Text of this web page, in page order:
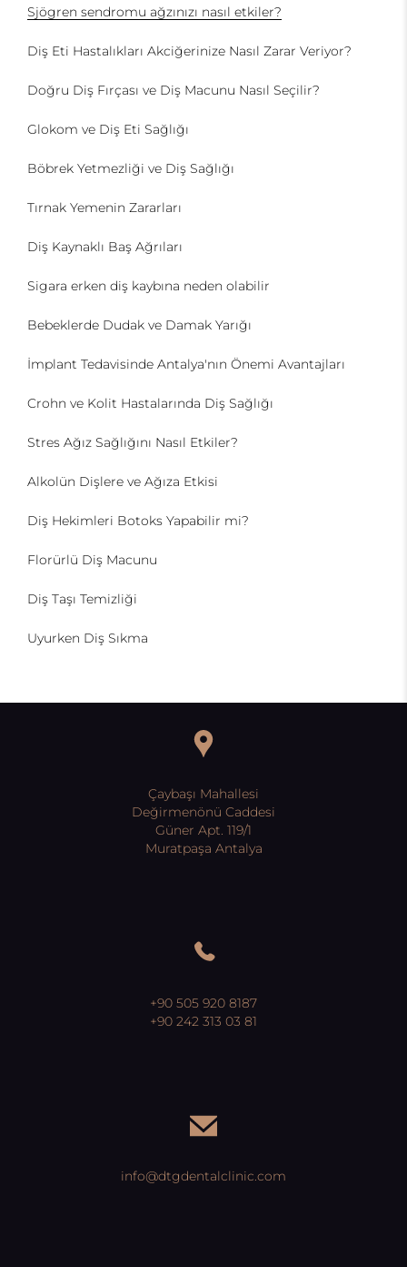
Sjögren sendromu ağzınızı nasıl etkiler?
Diş Eti Hastalıkları Akciğerinize Nasıl Zarar Veriyor?
Doğru Diş Fırçası ve Diş Macunu Nasıl Seçilir?
Glokom ve Diş Eti Sağlığı
Böbrek Yetmezliği ve Diş Sağlığı
Tırnak Yemenin Zararları
Diş Kaynaklı Baş Ağrıları
Sigara erken diş kaybına neden olabilir
Bebeklerde Dudak ve Damak Yarığı
İmplant Tedavisinde Antalya'nın Önemi Avantajları
Crohn ve Kolit Hastalarında Diş Sağlığı
Stres Ağız Sağlığını Nasıl Etkiler?
Alkolün Dişlere ve Ağıza Etkisi
Diş Hekimleri Botoks Yapabilir mi?
Florürlü Diş Macunu
Diş Taşı Temizliği
Uyurken Diş Sıkma
Çaybaşı Mahallesi
Değirmenönü Caddesi
Güner Apt. 119/1
Muratpaşa Antalya
+90 505 920 8187
+90 242 313 03 81
info@dtgdentalclinic.com